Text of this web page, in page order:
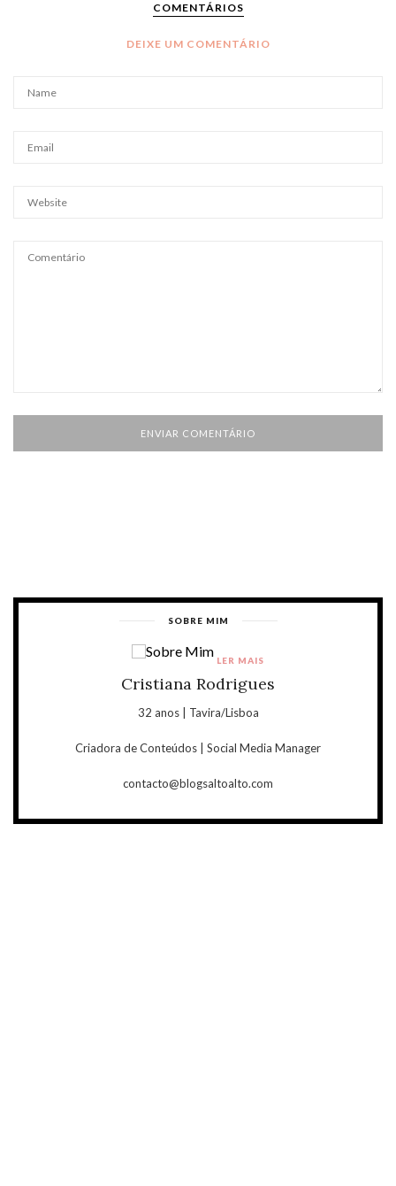
COMENTÁRIOS
DEIXE UM COMENTÁRIO
SOBRE MIM
Cristiana Rodrigues
32 anos | Tavira/Lisboa
Criadora de Conteúdos | Social Media Manager
contacto@blogsaltoalto.com
LER MAIS